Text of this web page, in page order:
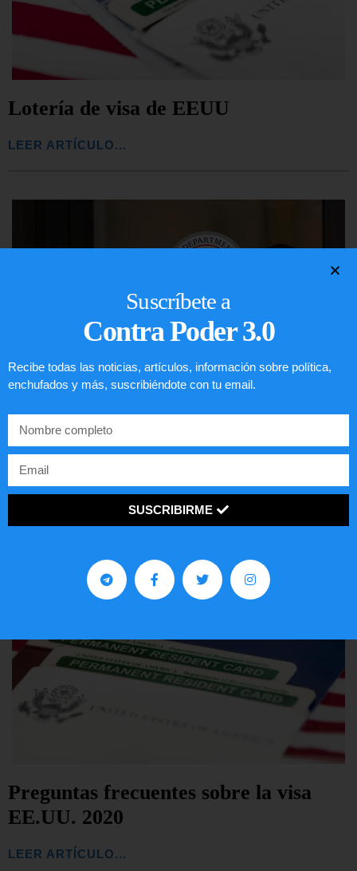
Lotería de visa de EEUU
LEER ARTÍCULO...
Comunistas no son bienvenidos en
EE.UU.
Preguntas frecuentes sobre la visa
EE.UU. 2020
LEER ARTÍCULO...
Suscríbete a
Contra Poder 3.0
Recibe todas las noticias, artículos, información sobre política,
enchufados y más, suscribiéndote con tu email.
SUSCRIBIRME